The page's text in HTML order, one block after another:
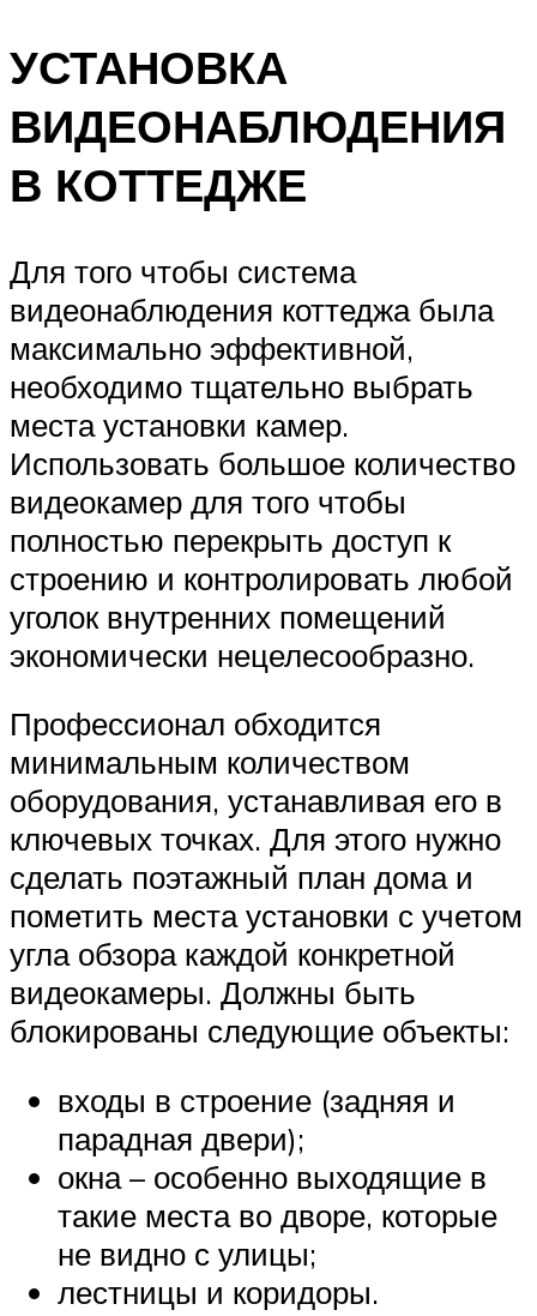
УСТАНОВКА
ВИДЕОНАБЛЮДЕНИЯ
В КОТТЕДЖЕ
Для того чтобы система
видеонаблюдения коттеджа была
максимально эффективной,
необходимо тщательно выбрать
места установки камер.
Использовать большое количество
видеокамер для того чтобы
полностью перекрыть доступ к
строению и контролировать любой
уголок внутренних помещений
экономически нецелесообразно.
Профессионал обходится
минимальным количеством
оборудования, устанавливая его в
ключевых точках. Для этого нужно
сделать поэтажный план дома и
пометить места установки с учетом
угла обзора каждой конкретной
видеокамеры. Должны быть
блокированы следующие объекты:
входы в строение (задняя и
парадная двери);
окна – особенно выходящие в
такие места во дворе, которые
не видно с улицы;
лестницы и коридоры.